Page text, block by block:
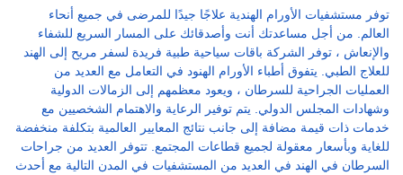
توفر مستشفيات الأورام الهندية علاجًا جيدًا للمرضى في جميع أنحاء
العالم. من أجل مساعدتك أنت وأصدقائك على المسار السريع للشفاء
والإنعاش ، توفر الشركة باقات سياحية طبية فريدة لسفر مريح إلى الهند
للعلاج الطبي. يتفوق أطباء الأورام الهنود في التعامل مع العديد من
العمليات الجراحية للسرطان ، ويعود معظمهم إلى الزمالات الدولية
وشهادات المجلس الدولي. يتم توفير الرعاية والاهتمام الشخصيين مع
خدمات ذات قيمة مضافة إلى جانب نتائج المعايير العالمية بتكلفة منخفضة
للغاية وبأسعار معقولة لجميع قطاعات المجتمع. تتوفر العديد من جراحات
السرطان في الهند في العديد من المستشفيات في المدن التالية مع أحدث